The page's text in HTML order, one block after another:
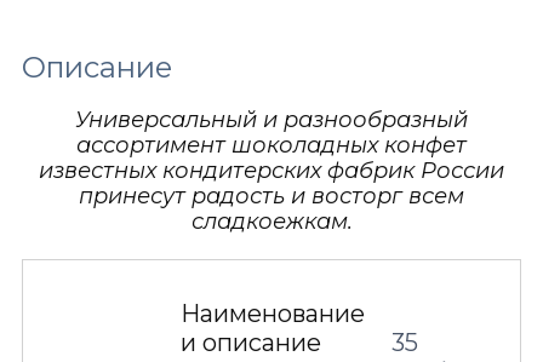
Описание
Универсальный и разнообразный
ассортимент шоколадных конфет
известных кондитерских фабрик России
принесут радость и восторг всем
сладкоежкам.
Наименование
и описание
35